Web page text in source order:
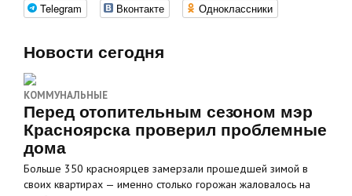
Telegram Вконтакте Одноклассники
Новости сегодня
КОММУНАЛЬНЫЕ
Перед отопительным сезоном мэр
Красноярска проверил проблемные
дома
Больше 350 красноярцев замерзали прошедшей зимой в
своих квартирах — именно столько горожан жаловалось на